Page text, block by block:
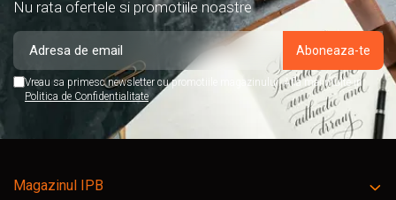
Nu rata ofertele si promotiile noastre
Vreau sa primesc newsletter cu promotiile magazinului. Afla mai multe in
Politica de Confidentialitate
Magazinul IPB